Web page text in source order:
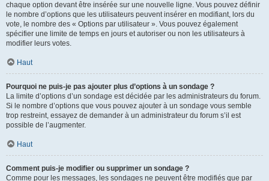
chaque option devant être insérée sur une nouvelle ligne. Vous pouvez définir
le nombre d’options que les utilisateurs peuvent insérer en modifiant, lors du
vote, le nombre des « Options par utilisateur ». Vous pouvez également
spécifier une limite de temps en jours et autoriser ou non les utilisateurs à
modifier leurs votes.
Haut
Pourquoi ne puis-je pas ajouter plus d’options à un sondage ?
La limite d’options d’un sondage est décidée par les administrateurs du forum.
Si le nombre d’options que vous pouvez ajouter à un sondage vous semble
trop restreint, essayez de demander à un administrateur du forum s’il est
possible de l’augmenter.
Haut
Comment puis-je modifier ou supprimer un sondage ?
Comme pour les messages, les sondages ne peuvent être modifiés que par